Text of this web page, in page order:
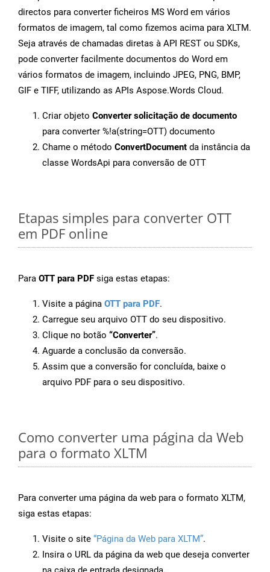
directos para converter ficheiros MS Word em vários
formatos de imagem, tal como fizemos acima para XLTM.
Seja através de chamadas diretas à API REST ou SDKs,
pode converter facilmente documentos do Word em
vários formatos de imagem, incluindo JPEG, PNG, BMP,
GIF e TIFF, utilizando as APIs Aspose.Words Cloud.
Criar objeto Converter solicitação de documento
para converter %!a(string=OTT) documento
Chame o método ConvertDocument da instância da
classe WordsApi para conversão de OTT
Etapas simples para converter OTT
em PDF online
Para OTT para PDF siga estas etapas:
Visite a página OTT para PDF.
Carregue seu arquivo OTT do seu dispositivo.
Clique no botão “Converter”.
Aguarde a conclusão da conversão.
Assim que a conversão for concluída, baixe o
arquivo PDF para o seu dispositivo.
Como converter uma página da Web
para o formato XLTM
Para converter uma página da web para o formato XLTM,
siga estas etapas:
Visite o site “Página da Web para XLTM”.
Insira o URL da página da web que deseja converter